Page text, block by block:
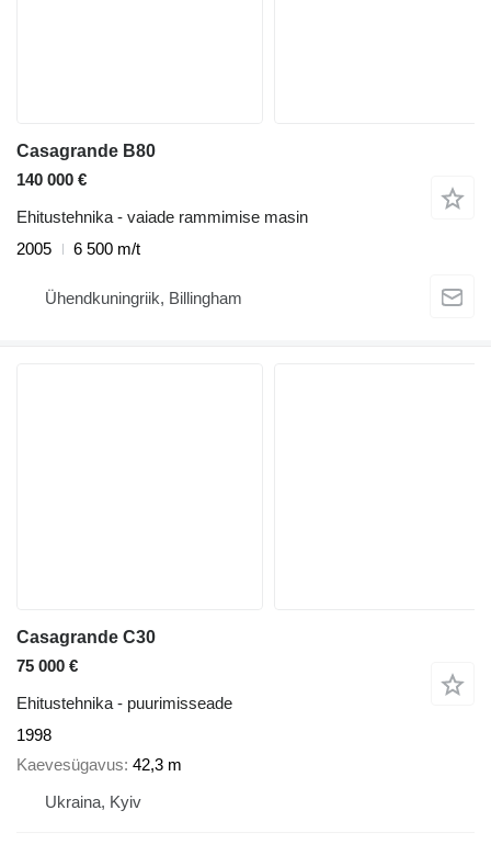
Casagrande B80
140 000 €
Ehitustehnika - vaiade rammimise masin
2005
6 500 m/t
Ühendkuningriik, Billingham
Casagrande C30
75 000 €
Ehitustehnika - puurimisseade
1998
Kaevesügavus 42,3 m
Ukraina, Kyiv